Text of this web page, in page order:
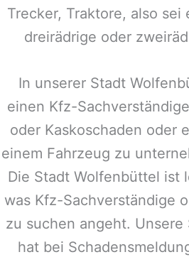
Trecker, Traktore, also sei
dreirädrige oder
In unserer Stadt
einen Kfz-
oder Kaskoschaden oder
einem Fahrzeug zu
Die Stadt Wolfenbüttel ist
was Kfz-Sachverständige
zu suchen angeht. Unsere
hat bei